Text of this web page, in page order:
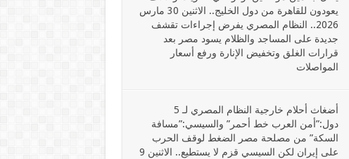
يعودون للقاهرة من دول الخليج.. الاثنين 30 مارس
2026.. النظام المصري يفرض إجراءات تقشف
جديدة على المساجد والظلام يسود مصر بعد
قرارات الغلق وتخفيض الإنارة ورفع أسعار
المواصلات
أضغاث أحلام خارجية النظام المصري لـ 5
دول:”أمن العرب خط أحمر” والسيسي:”مسافة
السكة” من مصلحة مصر الضغط لوقف الحرب
على إيران لكن السيسي قزم لا يستطيع.. الاثنين 9